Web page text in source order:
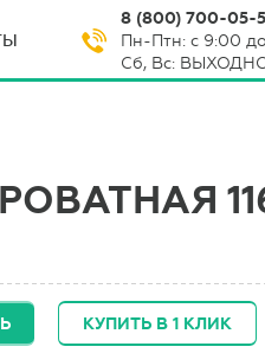
8 (800) 700-05-
Пн-Птн: с 9:00
Сб, Вс:
КУПИТЬ В 1 КЛИК